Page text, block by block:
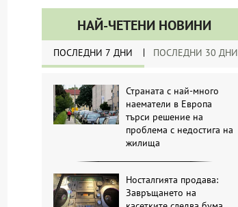
НАЙ-ЧЕТЕНИ НОВИНИ
ПОСЛЕДНИ 7 ДНИ ПОСЛЕДНИ 30 ДНИ
Страната с най-много
наематели в Европа
търси решение на
проблема с недостига на
жилища
Носталгията продава:
Завръщането на